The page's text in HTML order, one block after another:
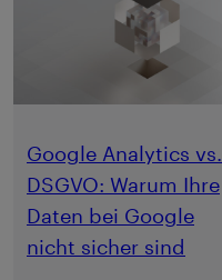
Google Analytics vs.
DSGVO: Warum Ihre
Daten bei Google
nicht sicher sind